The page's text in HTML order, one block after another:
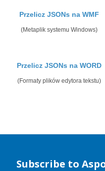
Przelicz JSONs na WMF
(Metaplik systemu Windows)
Przelicz JSONs na WORD
(Formaty plików edytora tekstu)
Subscribe to